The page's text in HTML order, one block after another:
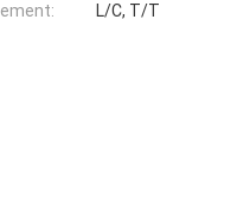
L/C, T/T